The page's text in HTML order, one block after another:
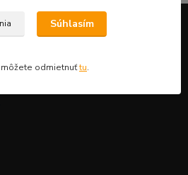
Súhlasím
môžete odmietnuťtu.